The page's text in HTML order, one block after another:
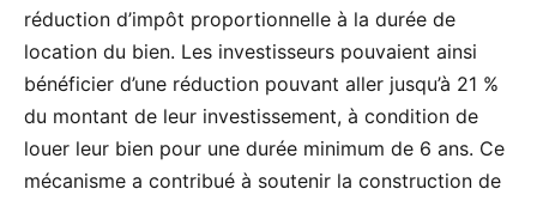
réduction d’impôt proportionnelle à la durée de
location du bien. Les investisseurs pouvaient ainsi
bénéficier d’une réduction pouvant aller jusqu’à 21 %
du montant de leur investissement, à condition de
louer leur bien pour une durée minimum de 6 ans. Ce
mécanisme a contribué à soutenir la construction de